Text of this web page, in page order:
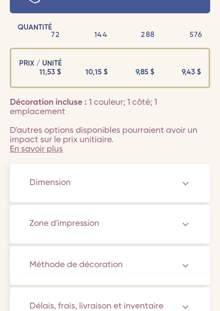
QUANTITÉ
72
144 288 576
PRIX / UNITÉ
11,53 $ 10,15$ 9,85$ 9,43$
Décoration incluse : 1 couleur; 1 côté; 1
emplacement
D'autres options disponibles pourraient avoir un
impact sur le prix unitiaire.
En savoir plus
Dimension
Zone d'impression
Méthode de décoration
Délais, frais, livraison et inventaire